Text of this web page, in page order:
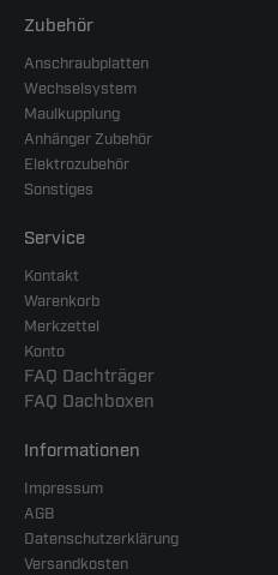
Zubehör
Anschraubplatten
Wechselsystem
Maulkupplung
Anhänger Zubehör
Elektrozubehör
Sonstiges
Service
Kontakt
Warenkorb
Merkzettel
Konto
FAQ Dachträger
FAQ Dachboxen
Informationen
Impressum
AGB
Datenschutzerklärung
Versandkosten